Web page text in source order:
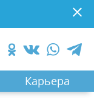
Карьера